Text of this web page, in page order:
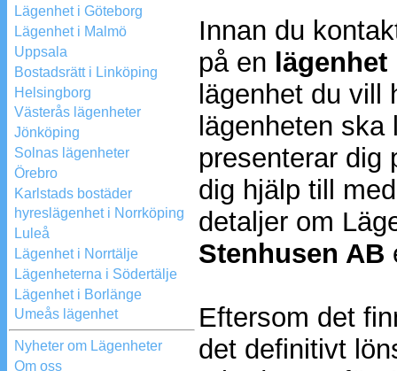
Lägenhet i Göteborg
Lägenhet i Malmö
Uppsala
Bostadsrätt i Linköping
Helsingborg
Västerås lägenheter
Jönköping
Solnas lägenheter
Örebro
Karlstads bostäder
hyreslägenhet i Norrköping
Luleå
Lägenhet i Norrtälje
Lägenheterna i Södertälje
Lägenhet i Borlänge
Umeås lägenhet
Nyheter om Lägenheter
Om oss
Innan du
på en lägenhet
lägenhet du vill
lägenheten ska
presenterar dig
dig hjälp till
detaljer om
Stenhusen AB
Eftersom det
det definitivt